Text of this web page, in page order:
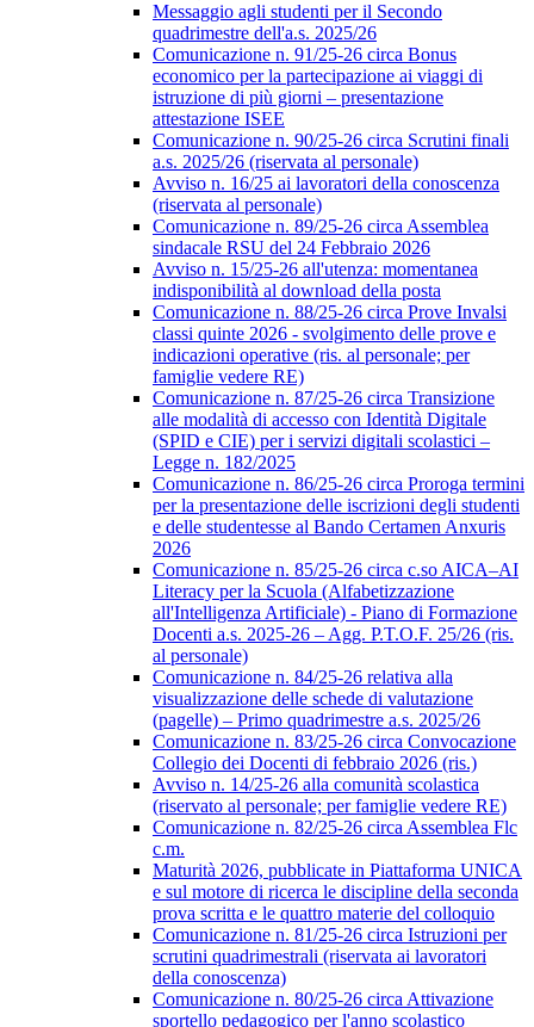
Messaggio agli studenti per il Secondo
quadrimestre dell'a.s. 2025/26
Comunicazione n. 91/25-26 circa Bonus
economico per la partecipazione ai viaggi di
istruzione di più giorni – presentazione
attestazione ISEE
Comunicazione n. 90/25-26 circa Scrutini finali
a.s. 2025/26 (riservata al personale)
Avviso n. 16/25 ai lavoratori della conoscenza
(riservata al personale)
Comunicazione n. 89/25-26 circa Assemblea
sindacale RSU del 24 Febbraio 2026
Avviso n. 15/25-26 all'utenza: momentanea
indisponibilità al download della posta
Comunicazione n. 88/25-26 circa Prove Invalsi
classi quinte 2026 - svolgimento delle prove e
indicazioni operative (ris. al personale; per
famiglie vedere RE)
Comunicazione n. 87/25-26 circa Transizione
alle modalità di accesso con Identità Digitale
(SPID e CIE) per i servizi digitali scolastici –
Legge n. 182/2025
Comunicazione n. 86/25-26 circa Proroga termini
per la presentazione delle iscrizioni degli studenti
e delle studentesse al Bando Certamen Anxuris
2026
Comunicazione n. 85/25-26 circa c.so AICA–AI
Literacy per la Scuola (Alfabetizzazione
all'Intelligenza Artificiale) - Piano di Formazione
Docenti a.s. 2025-26 – Agg. P.T.O.F. 25/26 (ris.
al personale)
Comunicazione n. 84/25-26 relativa alla
visualizzazione delle schede di valutazione
(pagelle) – Primo quadrimestre a.s. 2025/26
Comunicazione n. 83/25-26 circa Convocazione
Collegio dei Docenti di febbraio 2026 (ris.)
Avviso n. 14/25-26 alla comunità scolastica
(riservato al personale; per famiglie vedere RE)
Comunicazione n. 82/25-26 circa Assemblea Flc
c.m.
Maturità 2026, pubblicate in Piattaforma UNICA
e sul motore di ricerca le discipline della seconda
prova scritta e le quattro materie del colloquio
Comunicazione n. 81/25-26 circa Istruzioni per
scrutini quadrimestrali (riservata ai lavoratori
della conoscenza)
Comunicazione n. 80/25-26 circa Attivazione
sportello pedagogico per l'anno scolastico